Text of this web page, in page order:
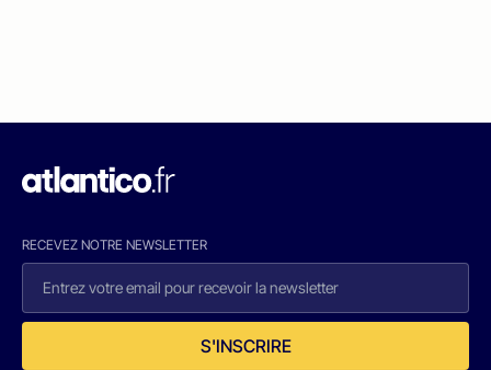
RECEVEZ NOTRE NEWSLETTER
S'INSCRIRE